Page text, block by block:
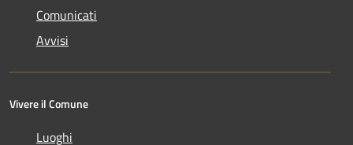
Comunicati
Avvisi
Vivere il Comune
Luoghi